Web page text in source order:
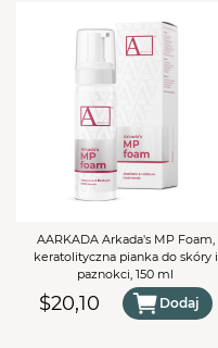
AARKADA Arkada's MP Foam,
keratolityczna pianka do skóry i
paznokci, 150 ml
$20,10 Dodaj